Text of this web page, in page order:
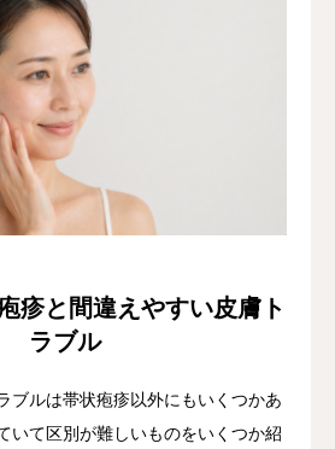
疹と間違えやすい皮膚ト
ラブル
ブルは帯状疱疹以外にもいくつかあ
いて区別が難しいものをいくつか紹